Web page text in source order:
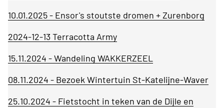
10.01.2025 - Ensor's stoutste dromen + Zurenborg
2024-12-13 Terracotta Army
15.11.2024 - Wandeling WAKKERZEEL
08.11.2024 - Bezoek Wintertuin St-Katelijne-Waver
25.10.2024 - Fietstocht in teken van de Dijle en